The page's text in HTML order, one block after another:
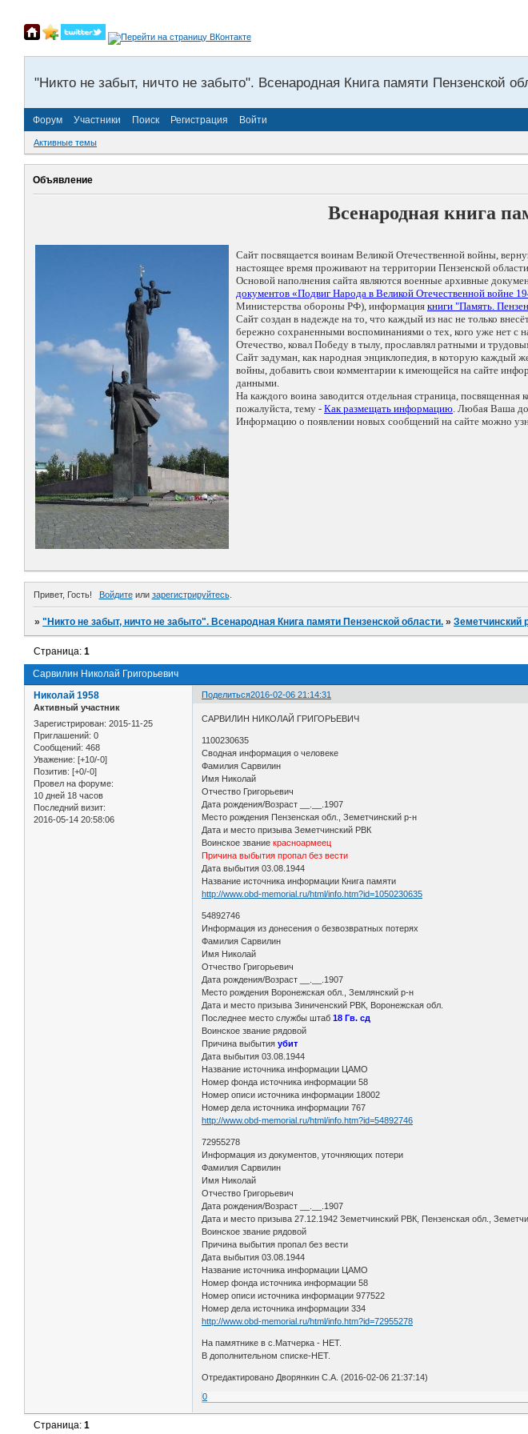
"Никто не забыт, ничто не забыто". Всенародная Книга памяти Пензенской
Форум Участники Поиск Регистрация Войти
Активные темы
Объявление
Всенародная книга
Сайт посвящается воинам Великой Отечественной войны,
настоящее время проживают на территории Пензенской
Основой наполнения сайта являются военные архивные
документов «Подвиг Народа в Великой Отечественной войне
Министерства обороны РФ), информация книги "Память.
Сайт создан в надежде на то, что каждый из нас не только
бережно сохраненными воспоминаниями о тех, кого уже нет с
Отечество, ковал Победу в тылу, прославлял ратными и
Сайт задуман, как народная энциклопедия, в которую
войны, добавить свои комментарии к имеющейся на сайте
данными.
На каждого воина заводится отдельная страница,
пожалуйста, тему - Как размещать информацию. Любая Ваша
Информацию о появлении новых сообщений на сайте можно
Привет, Гость! Войдитеили зарегистрируйтесь.
»"Никто не забыт, ничто не забыто". Всенародная Книга памяти Пензенской области. »Земетчинский
Сарвилин Николай Григорьевич
Страница:1
Поделиться2016-02-06 21:14:31
Николай 1958
Активный участник
Зарегистрирован: 2015-11-25
Приглашений: 0
Сообщений: 468
Уважение: [+10/-0]
Позитив: [+0/-0]
Провел на форуме:
10 дней 18 часов
Последний визит:
2016-05-14 20:58:06
САРВИЛИН НИКОЛАЙ ГРИГОРЬЕВИЧ
1100230635
Сводная информация о человеке
Фамилия Сарвилин
Имя Николай
Отчество Григорьевич
Дата рождения/Возраст __.__.1907
Место рождения Пензенская обл., Земетчинский р-н
Дата и место призыва Земетчинский РВК
Воинское званиекрасноармеец
Причина выбытия пропал без вести
Дата выбытия 03.08.1944
Название источника информации Книга памяти
http://www.obd-memorial.ru/html/info.htm?id=1050230635
54892746
Информация из донесения о безвозвратных потерях
Фамилия Сарвилин
Имя Николай
Отчество Григорьевич
Дата рождения/Возраст __.__.1907
Место рождения Воронежская обл., Землянский р-н
Дата и место призыва Зиниченский РВК, Воронежская обл.
Последнее место службы штаб18 Гв. сд
Воинское звание рядовой
Причина выбытияубит
Дата выбытия 03.08.1944
Название источника информации ЦАМО
Номер фонда источника информации 58
Номер описи источника информации 18002
Номер дела источника информации 767
http://www.obd-memorial.ru/html/info.htm?id=54892746
72955278
Информация из документов, уточняющих потери
Фамилия Сарвилин
Имя Николай
Отчество Григорьевич
Дата рождения/Возраст __.__.1907
Дата и место призыва 27.12.1942 Земетчинский РВК, Пензенская обл.,
Воинское звание рядовой
Причина выбытия пропал без вести
Дата выбытия 03.08.1944
Название источника информации ЦАМО
Номер фонда источника информации 58
Номер описи источника информации 977522
Номер дела источника информации 334
http://www.obd-memorial.ru/html/info.htm?id=72955278
На памятнике в с.Матчерка - НЕТ.
В дополнительном списке-НЕТ.
Отредактировано Дворянкин С.А. (2016-02-06 21:37:14)
0
Страница:1